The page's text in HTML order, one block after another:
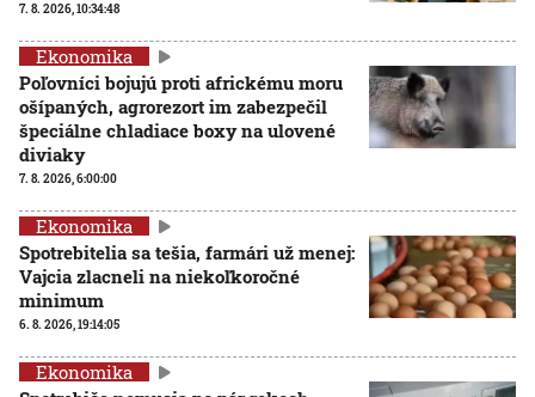
7. 8. 2026, 10:34:48
Ekonomika
Poľovníci bojujú proti africkému moru
ošípaných, agrorezort im zabezpečil
špeciálne chladiace boxy na ulovené
diviaky
7. 8. 2026, 6:00:00
Ekonomika
Spotrebitelia sa tešia, farmári už menej:
Vajcia zlacneli na niekoľkoročné
minimum
6. 8. 2026, 19:14:05
Ekonomika